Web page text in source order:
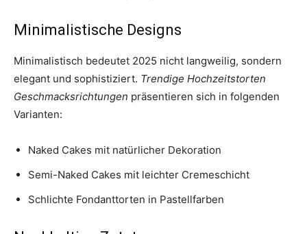
Minimalistische Designs
Minimalistisch bedeutet 2025 nicht langweilig, sondern
elegant und sophistiziert. Trendige Hochzeitstorten
Geschmacksrichtungen präsentieren sich in folgenden
Varianten:
Naked Cakes mit natürlicher Dekoration
Semi-Naked Cakes mit leichter Cremeschicht
Schlichte Fondanttorten in Pastellfarben